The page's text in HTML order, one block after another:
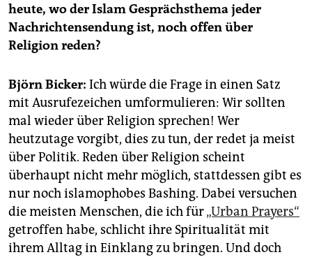
genossenschaft
epaper login
heute, wo der Islam Gesprächsthema jeder
Nachrichtensendung ist, noch offen über
Religion reden?
Björn Bicker: Ich würde die Frage in einen Satz
mit Ausrufezeichen umformulieren: Wir sollten
mal wieder über Religion sprechen! Wer
heutzutage vorgibt, dies zu tun, der redet ja meist
über Politik. Reden über Religion scheint
überhaupt nicht mehr möglich, stattdessen gibt es
nur noch islamophobes Bashing. Dabei versuchen
die meisten Menschen, die ich für„Urban Prayers“
getroffen habe, schlicht ihre Spiritualität mit
ihrem Alltag in Einklang zu bringen. Und doch